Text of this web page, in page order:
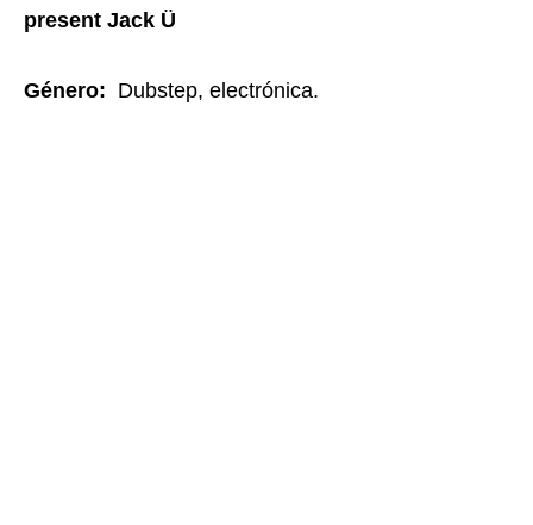
present Jack Ü
Género: Dubstep, electrónica.